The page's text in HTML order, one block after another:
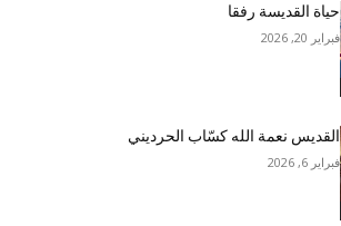
حياة القديسة رفقا
فبراير 20, 2026
القديس نعمة الله كسّاب الحرديني
فبراير 6, 2026